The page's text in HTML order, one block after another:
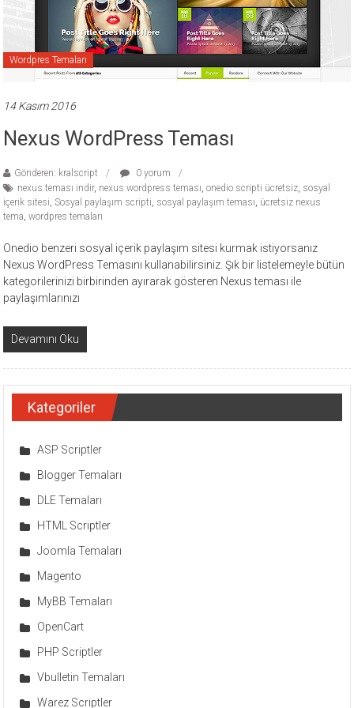
wordpress
temaları,
temaları,
download
Wordpres Temaları
14 Kasım 2016
Nexus WordPress Teması
Gönderen: kralscript
0 yorum
nexus teması indir, nexus wordpress teması,onedio scripti ücretsiz, sosyal
içerik sitesi,Sosyal paylaşım scripti, sosyal paylaşım teması, ücretsiz nexus
tema,wordpres temaları
Onedio benzeri sosyal içerik paylaşım sitesi kurmak istiyorsanız
Nexus WordPress Temasını kullanabilirsiniz. Şık bir listelemeyle bütün
kategorilerinizi birbirinden ayırarak gösteren Nexus teması ile
paylaşımlarınızı
Devamını Oku
Kategoriler
ASP Scriptler
Blogger Temaları
DLE Temaları
HTML Scriptler
Joomla Temaları
Magento
MyBB Temaları
OpenCart
PHP Scriptler
Vbulletin Temaları
Warez Scriptler